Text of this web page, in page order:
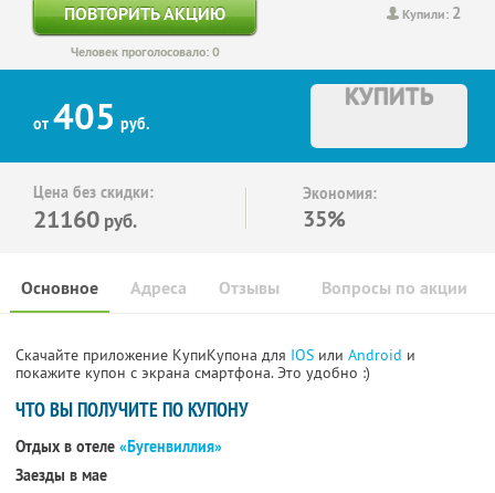
Купили: 2
ПОВТОРИТЬ АКЦИЮ
Человек проголосовало: 0
от 405 руб.
КУПИТЬ
Цена без скидки:
21160 руб.
Экономия:
35%
Основное Отзывы Вопросы по акции
Адреса
Скачайте приложение КупиКупона для IOS или Android и
покажите купон с экрана смартфона. Это удобно :)
ЧТО ВЫ ПОЛУЧИТЕ ПО КУПОНУ
Отдых в отеле «Бугенвиллия»
Заезды в мае